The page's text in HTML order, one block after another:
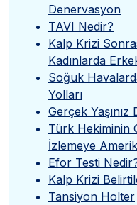
Denervasyon
TAVI Nedir?
Kalp Krizi
Kadınlarda
Soğuk
Yolları
Gerçek Yaşınız
Türk Hekiminin
İzlemeye
Efor Testi
Kalp Krizi
Tansiyon Holter